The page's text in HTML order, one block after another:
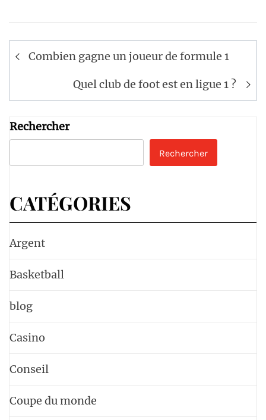
Navigation
Combien gagne un joueur de formule 1
Quel club de foot est en ligue 1 ?
Rechercher
Rechercher
CATÉGORIES
Argent
Basketball
blog
Casino
Conseil
Coupe du monde